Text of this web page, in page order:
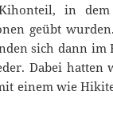
in dem
geübt
sich dann im
Dabei hatten
einem wie